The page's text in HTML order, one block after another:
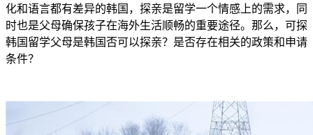
化和语言都有差异的韩国，探亲是留学一个情感上的需求，同
时也是父母确保孩子在海外生活顺畅的重要途径。那么，可探
韩国留学父母是韩国否可以探亲？是否存在相关的政策和申请
条件？